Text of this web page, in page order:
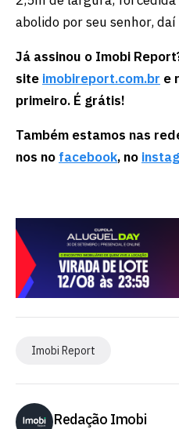
abolido por seu senhor,
Já assinou o Imobi
site imobireport.com.br e
primeiro. É grátis!
Também estamos nas
nos no facebook, no
Imobi Report
Redação Imobi